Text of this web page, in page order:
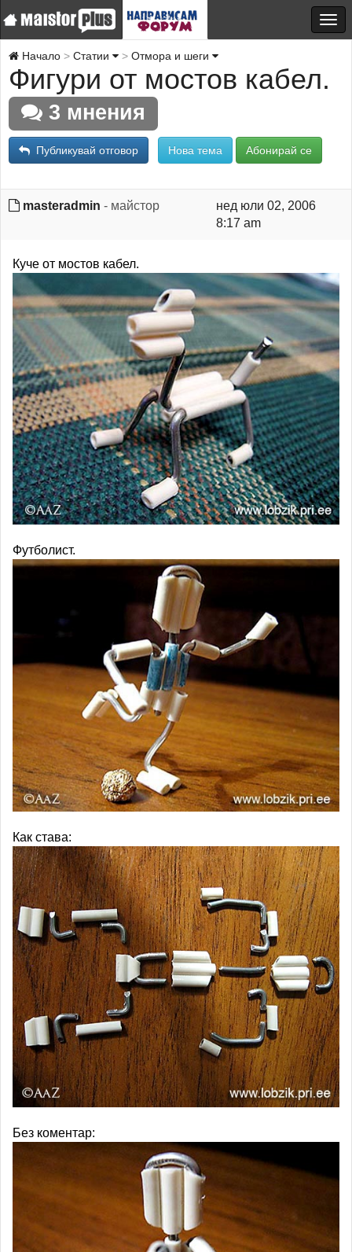
Начало Статии Отмора и шеги
Фигури от мостов кабел.
3 мнения
Публикувай отговор Нова тема Абонирай се
masteradmin - майстор
нед юли 02, 2006
8:17 am
Куче от мостов кабел.
Футболист.
Как става:
Без коментар: